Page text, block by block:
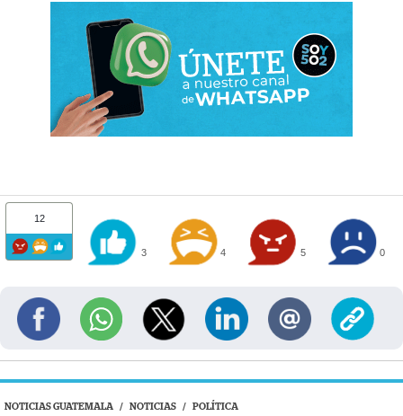
12
3 4 5 0
NOTICIAS GUATEMALA / NOTICIAS / POLÍTICA